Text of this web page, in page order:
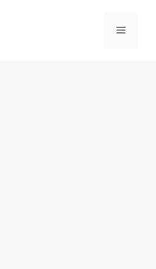
Menu